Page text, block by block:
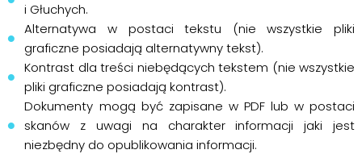
i Głuchych.
Alternatywa w postaci tekstu (nie wszystkie pliki
graficzne posiadają alternatywny tekst).
Kontrast dla treści niebędących tekstem (nie wszystkie
pliki graficzne posiadają kontrast).
Dokumenty mogą być zapisane w PDF lub w postaci
skanów z uwagi na charakter informacji jaki jest
niezbędny do opublikowania informacji.